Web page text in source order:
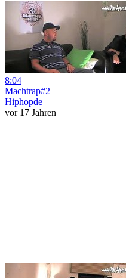
8:04
Machtrap#2
Hiphopde
vor 17 Jahren